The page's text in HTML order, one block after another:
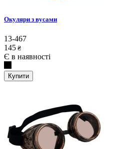
Окуляри з вусами
13-467
145 ₴
Є в наявності
Купити